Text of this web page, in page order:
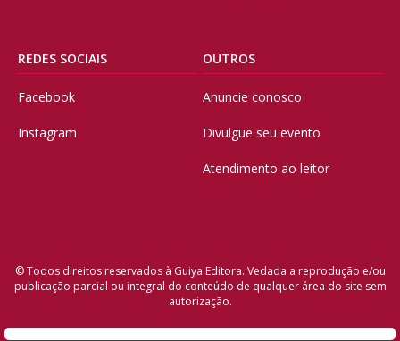
REDES SOCIAIS
Facebook
Instagram
OUTROS
Anuncie conosco
Divulgue seu evento
Atendimento ao leitor
© Todos direitos reservados à Guiya Editora. Vedada a reprodução e/ou
publicação parcial ou integral do conteúdo de qualquer área do site sem
autorização.